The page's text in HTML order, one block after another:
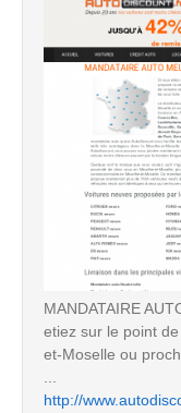
MANDATAIRE
etiez sur le point
et-Moselle ou
http://